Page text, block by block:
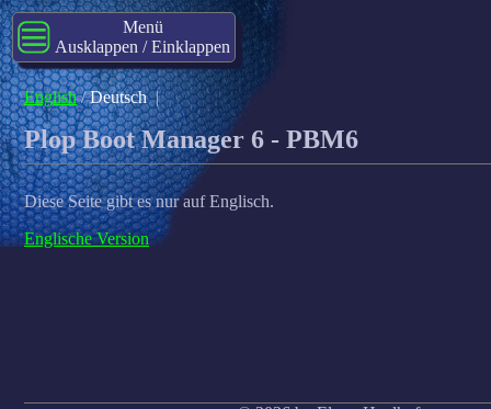
Menü
Ausklappen / Einklappen
English/Deutsch|
Plop Boot Manager 6 - PBM6
Diese Seite gibt es nur auf Englisch.
Englische Version